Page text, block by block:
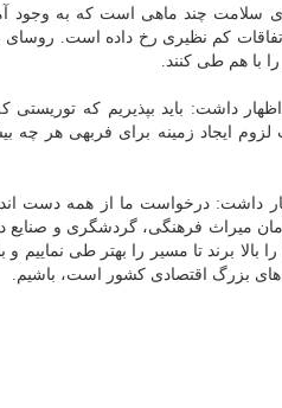
سلامت چند ماهی است كه به وجود
كم نظیری رخ داده است. روسای
را با هم طی كنند.
داشت: باید بپذیریم كه
ایجاد زمینه برای فربهی هر چه
داشت: درخواست ما از همه
میراث فرهنگی، گردشگری و صنایع
برند تا مسیر را بهتر طی نماییم و
بزرگ اقتصادی كشور است، باشیم.